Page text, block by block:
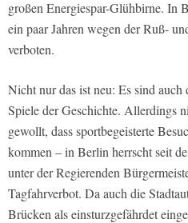
großen Energiespar-Glühbirne. In
ein paar Jahren wegen der Ruß-
verboten.
Nicht nur das ist neu: Es sind auch
Spiele der Geschichte. Allerdings
gewollt, dass sportbegeisterte
kommen – in Berlin herrscht seit
unter der Regierenden
Tagfahrverbot. Da auch die
Brücken als einsturzgefährdet